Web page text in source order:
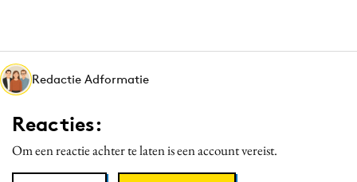
Martech
Media
Merkstrategie
Programmatic
Purpose Marketing
Redactie Adformatie
Reacties:
Om een reactie achter te laten is een account vereist.